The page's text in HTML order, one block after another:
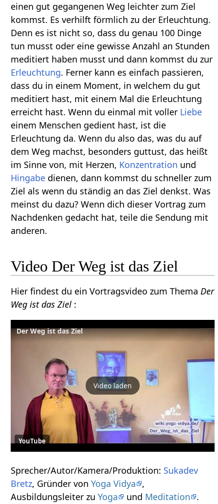
einen gut gegangenen Weg leichter zum Ziel
kommst. Es verhilft förmlich zu der Erleuchtung.
Denn es ist nicht so, dass du genau 100 Dinge
tun musst oder eine gewisse Anzahl an Stunden
meditiert haben musst und dann kommst du zur
Erleuchtung. Ferner kann es einfach passieren,
dass du in einem Moment, in welchem du gut
meditiert hast, mit einem Mal die Erleuchtung
erreicht hast. Wenn du einmal mit voller Liebe
einem Menschen gedient hast, ist die
Erleuchtung da. Wenn du also das, was du auf
dem Weg machst, besonders guttust, das heißt
im Sinne von, mit Herzen, Konzentration und
Hingabe dienen, dann kommst du schneller zum
Ziel als wenn du ständig an das Ziel denkst. Was
meinst du dazu? Wenn dich dieser Vortrag zum
Nachdenken gedacht hat, teile die Sendung mit
anderen.
Video Der Weg ist das Ziel
Hier findest du ein Vortragsvideo zum ThemaDer
Weg ist das Ziel :
Der Weg ist das Ziel
Video laden
YouTube
Sprecher/Autor/Kamera/Produktion: Sukadev
Bretz, Gründer vonYoga Vidya
,
Ausbildungsleiter zuYoga und Meditation .